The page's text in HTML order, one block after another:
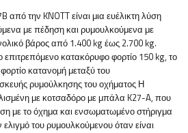
την KNOTT είναι μια ευέλικτη λύση
με πέδηση και ρυμουλκούμενα με
βάρος από 1.400 kg έως 2.700 kg.
επιτρεπόμενο κατακόρυφο φορτίο 150 kg, το
κατανομή μεταξύ του
ρυμούλκησης του οχήματος Η
με κοτσαδόρο με μπάλα K27-A, που
με το όχημα και ενσωματωμένο στήριγμα
του ρυμουλκούμενου όταν είναι